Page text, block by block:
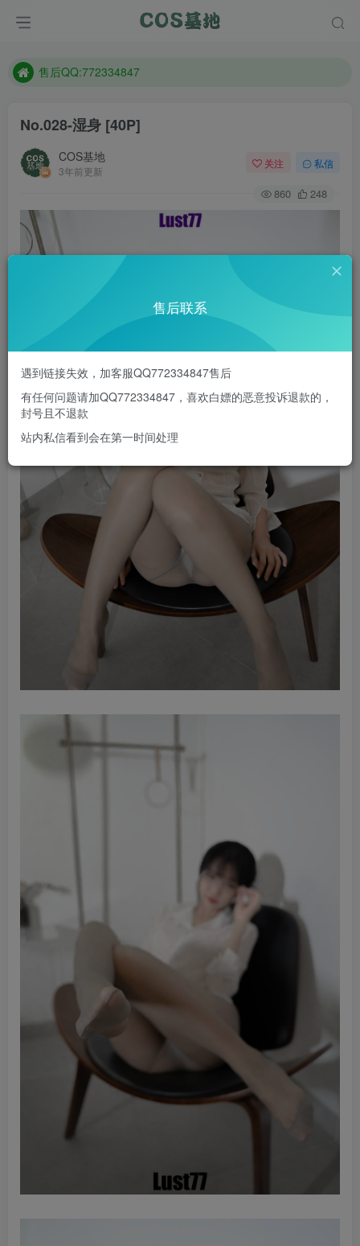
防失联：百度搜索《趣画刊》，实时查看最新站点。
售后QQ:772334847
No.028-湿身 [40P]
COS基地
3年前更新
关注 私信
860 248
售后联系
遇到链接失效，加客服QQ772334847售后
有任何问题请加QQ772334847，喜欢白嫖的恶意投诉退款的，
封号且不退款
站内私信看到会在第一时间处理